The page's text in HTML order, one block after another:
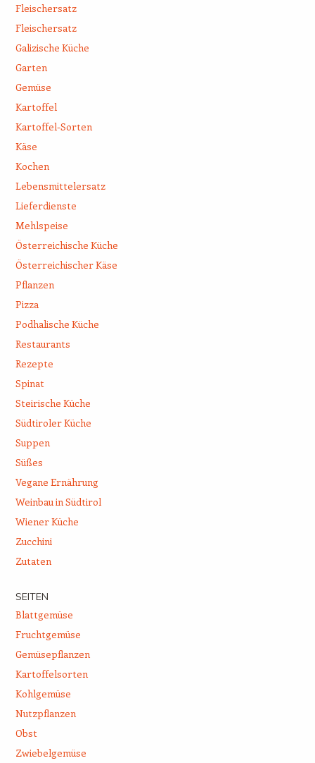
Fleischersatz
Fleischersatz
Galizische Küche
Garten
Gemüse
Kartoffel
Kartoffel-Sorten
Käse
Kochen
Lebensmittelersatz
Lieferdienste
Mehlspeise
Österreichische Küche
Österreichischer Käse
Pflanzen
Pizza
Podhalische Küche
Restaurants
Rezepte
Spinat
Steirische Küche
Südtiroler Küche
Suppen
Süßes
Vegane Ernährung
Weinbau in Südtirol
Wiener Küche
Zucchini
Zutaten
SEITEN
Blattgemüse
Fruchtgemüse
Gemüsepflanzen
Kartoffelsorten
Kohlgemüse
Nutzpflanzen
Obst
Zwiebelgemüse